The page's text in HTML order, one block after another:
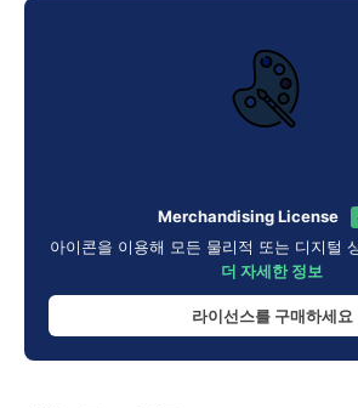
Merchandising License
아이콘을 이용해 모든 물리적 또는 디지털
더 자세한 정보
라이선스를 구매하세요